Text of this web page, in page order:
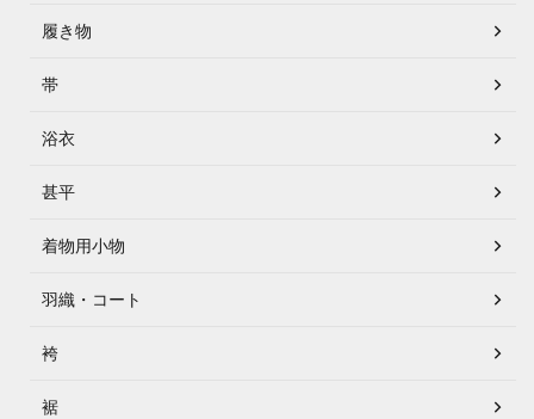
履き物
帯
浴衣
甚平
着物用小物
羽織・コート
袴
裾